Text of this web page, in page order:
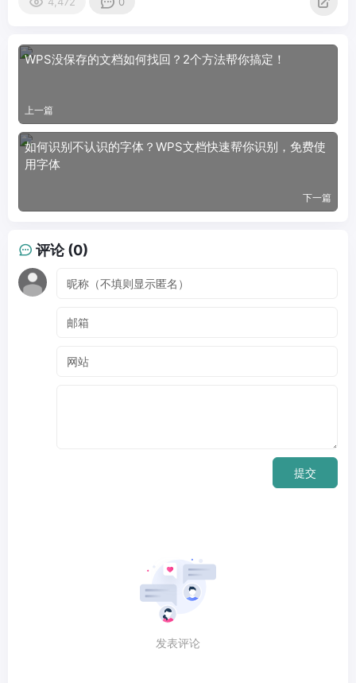
WPS没保存的文档如何找回？2个方法帮你搞定！
上一篇
如何识别不认识的字体？WPS文档快速帮你识别，免费使
用字体
下一篇
评论 (0)
提交
发表评论